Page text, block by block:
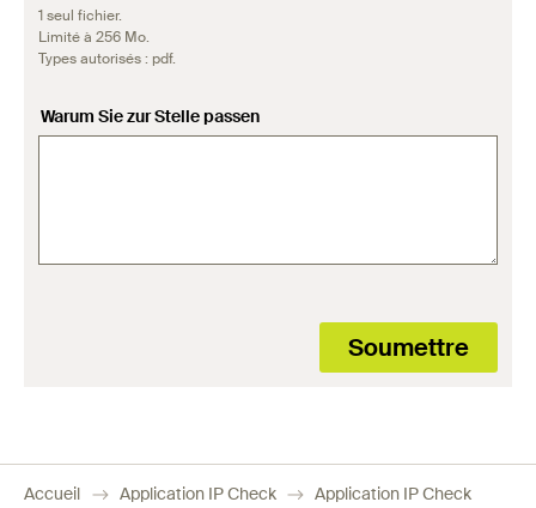
1 seul fichier.
Limité à 256 Mo.
Types autorisés : pdf.
Warum Sie zur Stelle passen
Accueil Application IP Check Application IP Check